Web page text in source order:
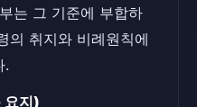
는 그 기준에 부합하
의 취지와 비례원칙에
.
요지)